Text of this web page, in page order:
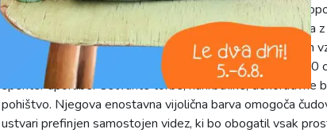
Odkrijte naše CANVAS platno v čudoviti vijolični barvi,
enobarvna tkanina, izdelana iz 100% bombaža, se
otipom. S srednjo težo 230 g/m2 zagotavlja stabilnost in
obdelavo ter dolgo življenjsko dobo izdelkov. S širino
spekter uporabe. Ustvarite torbe, nahrbtnike, dekorativne
pohištvo. Njegova enostavna vijolična barva omogoča
ustvari prefinjen samostojen videz, ki bo obogatil vsak